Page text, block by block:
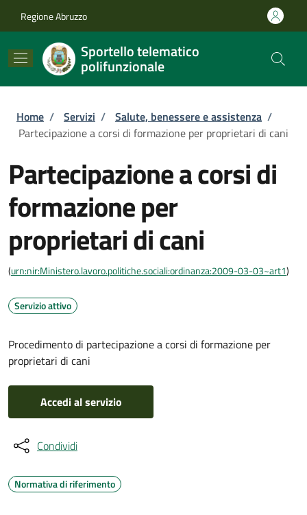
Regione Abruzzo
Sportello telematico
polifunzionale
Briciole di pane
Home / Servizi / Salute, benessere e assistenza /
Partecipazione a corsi di formazione per proprietari di cani
Partecipazione a corsi di
formazione per
proprietari di cani
(urn:nir:Ministero.lavoro.politiche.sociali:ordinanza:2009-03-03~art1)
Servizio attivo
Procedimento di partecipazione a corsi di formazione per
proprietari di cani
Accedi al servizio
Condividi
Normativa di riferimento